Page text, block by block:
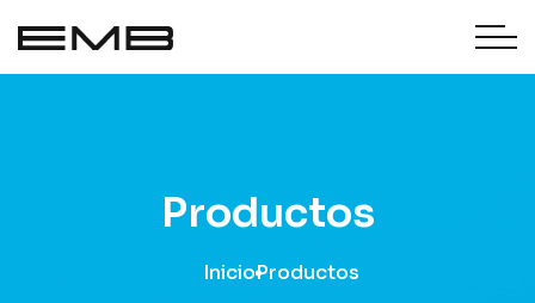
Productos
InicioProductos